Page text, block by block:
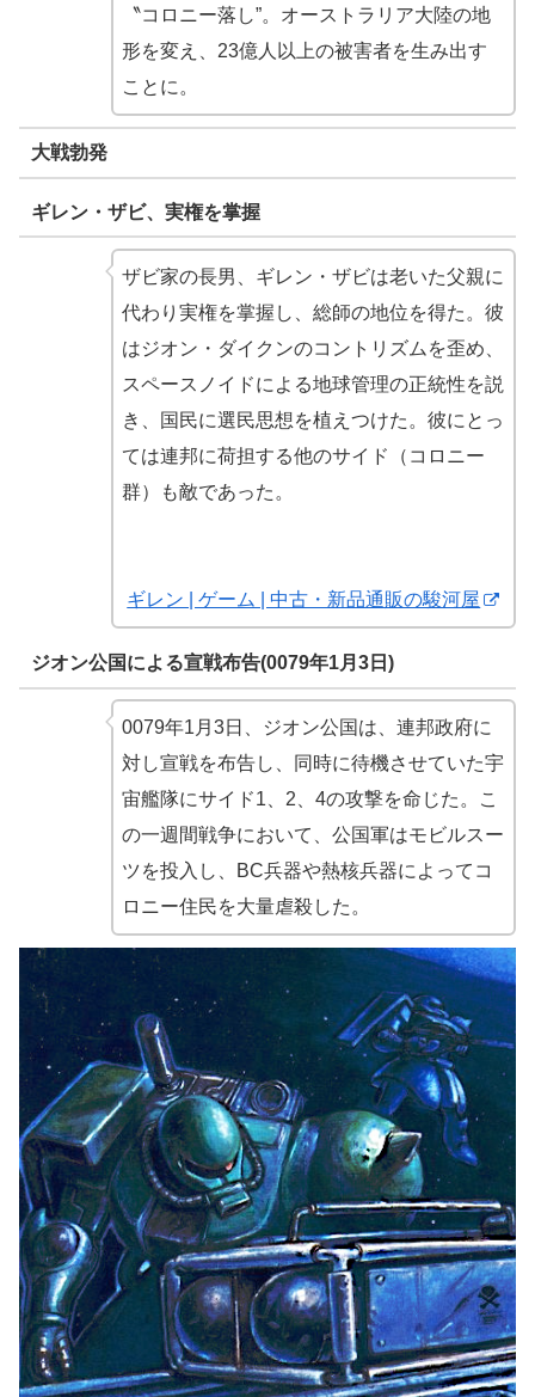
〝コロニー落し”。オーストラリア大陸の地
形を変え、23億人以上の被害者を生み出す
ことに。
大戦勃発
ギレン・ザビ、実権を掌握
ザビ家の長男、ギレン・ザビは老いた父親に
代わり実権を掌握し、総師の地位を得た。彼
はジオン・ダイクンのコントリズムを歪め、
スペースノイドによる地球管理の正統性を説
き、国民に選民思想を植えつけた。彼にとっ
ては連邦に荷担する他のサイド（コロニー
群）も敵であった。
ギレン | ゲーム | 中古・新品通販の駿河屋
ジオン公国による宣戦布告(0079年1月3日)
0079年1月3日、ジオン公国は、連邦政府に
対し宣戦を布告し、同時に待機させていた宇
宙艦隊にサイド1、2、4の攻撃を命じた。こ
の一週間戦争において、公国軍はモビルスー
ツを投入し、BC兵器や熱核兵器によってコ
ロニー住民を大量虐殺した。